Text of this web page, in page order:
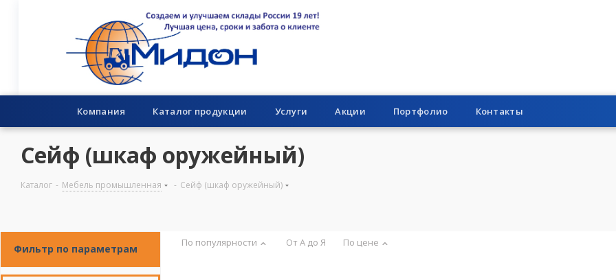
Компания Каталог продукции Услуги Акции Портфолио Контакты
Сейф (шкаф оружейный)
Каталог - Мебель промышленная - Сейф (шкаф оружейный)
По популярности От А до Я По цене
Фильтр по параметрам